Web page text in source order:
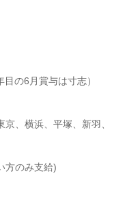
の6月賞与は寸志）
、横浜、平塚、新羽、
方のみ支給)